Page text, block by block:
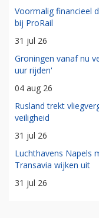
Voormalig financieel
bij ProRail
31 jul 26
Groningen vanaf nu
uur rijden'
04 aug 26
Rusland trekt
veiligheid
31 jul 26
Luchthavens Napels
Transavia wijken uit
31 jul 26